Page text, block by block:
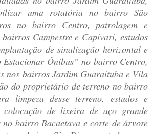
uma rotatória no bairro São
no bairro Centro, patrolagem e
Campestre e Capivari, estudos
de sinalização horizontal e
Ônibus” no bairro Centro,
nos bairros Jardim Guaraituba e Vila
do proprietário de terreno no bairro
limpeza desse terreno, estudos e
colocação de lixeira de aço grande
bairro Bacaetava e corte de árvore